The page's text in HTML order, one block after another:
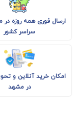
ارسال فوری همه روزه
سراسر کشور
امکان خرید آنلاین و
در مشهد